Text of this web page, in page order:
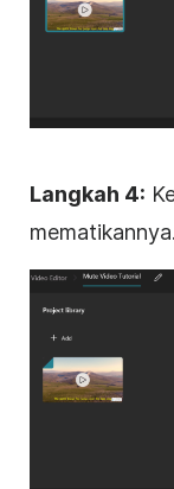
Langkah 4:
mematikannya.